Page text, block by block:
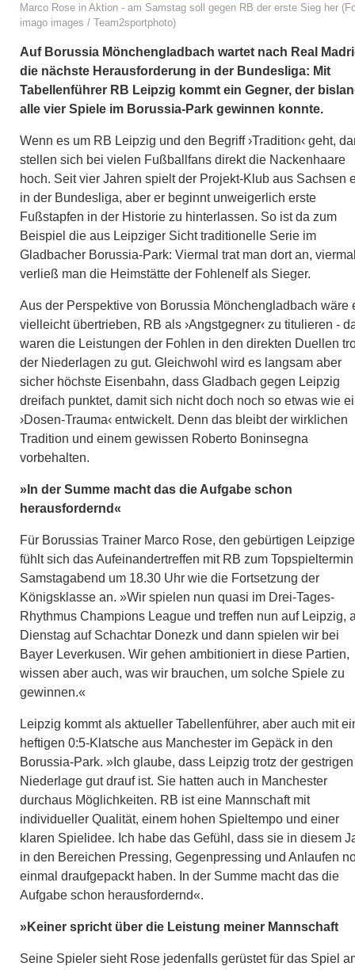
Marco Rose in Aktion - am Samstag soll gegen RB der erste Sieg her
imago images / Team2sportphoto)
Auf Borussia Mönchengladbach wartet nach Real
die nächste Herausforderung in der Bundesliga: Mit
Tabellenführer RB Leipzig kommt ein Gegner, der
alle vier Spiele im Borussia-Park gewinnen konnte.
Wenn es um RB Leipzig und den Begriff ›Tradition‹ geht,
stellen sich bei vielen Fußballfans direkt die Nackenhaare
hoch. Seit vier Jahren spielt der Projekt-Klub aus Sachsen
in der Bundesliga, aber er beginnt unweigerlich erste
Fußstapfen in der Historie zu hinterlassen. So ist da zum
Beispiel die aus Leipziger Sicht traditionelle Serie im
Gladbacher Borussia-Park: Viermal trat man dort an,
verließ man die Heimstätte der Fohlenelf als Sieger.
Aus der Perspektive von Borussia Mönchengladbach wäre
vielleicht übertrieben, RB als ›Angstgegner‹ zu titulieren -
waren die Leistungen der Fohlen in den direkten Duellen
der Niederlagen zu gut. Gleichwohl wird es langsam aber
sicher höchste Eisenbahn, dass Gladbach gegen Leipzig
dreifach punktet, damit sich nicht doch noch so etwas wie
›Dosen-Trauma‹ entwickelt. Denn das bleibt der wirklichen
Tradition und einem gewissen Roberto Boninsegna
vorbehalten.
»In der Summe macht das die Aufgabe schon
herausfordernd«
Für Borussias Trainer Marco Rose, den gebürtigen
fühlt sich das Aufeinandertreffen mit RB zum
Samstagabend um 18.30 Uhr wie die Fortsetzung der
Königsklasse an. »Wir spielen nun quasi im Drei-Tages-
Rhythmus Champions League und treffen nun auf Leipzig,
Dienstag auf Schachtar Donezk und dann spielen wir bei
Bayer Leverkusen. Wir gehen ambitioniert in diese Partien,
wissen aber auch, was wir brauchen, um solche Spiele zu
gewinnen.«
Leipzig kommt als aktueller Tabellenführer, aber auch mit
heftigen 0:5-Klatsche aus Manchester im Gepäck in den
Borussia-Park. »Ich glaube, dass Leipzig trotz der gestrigen
Niederlage gut drauf ist. Sie hatten auch in Manchester
durchaus Möglichkeiten. RB ist eine Mannschaft mit
individueller Qualität, einem hohen Spieltempo und einer
klaren Spielidee. Ich habe das Gefühl, dass sie in diesem
in den Bereichen Pressing, Gegenpressing und Anlaufen
einmal draufgepackt haben. In der Summe macht das die
Aufgabe schon herausfordernd«.
»Keiner spricht über die Leistung meiner Mannschaft
Seine Spieler sieht Rose jedenfalls gerüstet für das Spiel